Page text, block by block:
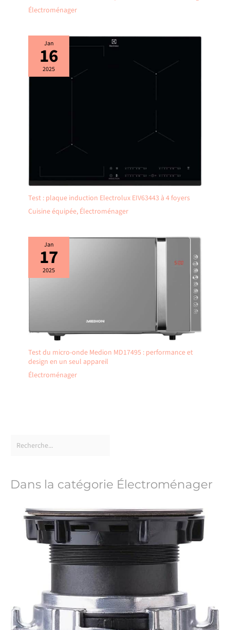
Électroménager
Jan
16
2025
Test : plaque induction Electrolux EIV63443 à 4 foyers
Cuisine équipée, Électroménager
Jan
17
2025
Test du micro-onde Medion MD17495 : performance et
design en un seul appareil
Électroménager
Dans la catégorie Électroménager